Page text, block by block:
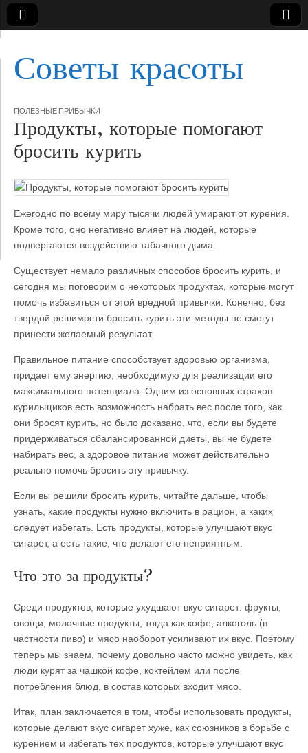
Советы красоты
ПОЛЕЗНЫЕ ПРИВЫЧКИ
Продукты, которые помогают
бросить курить
Ежегодно по всему миру тысячи людей умирают от курения.
Кроме того, оно негативно влияет на людей, которые
подвергаются воздействию табачного дыма.
Существует немало различных способов бросить курить, и
сегодня мы поговорим о некоторых продуктах, которые могут
помочь избавиться от этой вредной привычки. Конечно, без
твердой решимости бросить курить эти методы не смогут
принести желаемый результат.
Правильное питание способствует здоровью организма,
придает ему энергию, необходимую для реализации его
максимального потенциала. Одним из основных страхов
курильщиков есть возможность набрать вес после того, как
они бросят курить, но было доказано, что, если вы будете
придерживаться сбалансированной диеты, вы не будете
набирать вес, а здоровое питание может действительно
реально помочь бросить эту привычку.
Если вы решили бросить курить, читайте дальше, чтобы
узнать, какие продукты нужно включить в рацион, а каких
следует избегать. Есть продукты, которые улучшают вкус
сигарет, а есть такие, что делают его неприятным.
Что это за продукты?
Среди продуктов, которые ухудшают вкус сигарет: фрукты,
овощи, молочные продукты, тогда как кофе, алкоголь (в
частности пиво) и мясо наоборот усиливают их вкус. Поэтому
теперь мы знаем, почему довольно часто можно увидеть, как
люди курят за чашкой кофе, коктейлем или после
потребления блюд, в состав которых входит мясо.
Итак, план заключается в том, чтобы использовать продукты,
которые делают вкус сигарет хуже, как союзников в борьбе с
курением и избегать тех продуктов, которые улучшают вкус